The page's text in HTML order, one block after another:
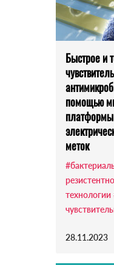
Быстрое и
помощью
меток
технологии
28.11.2023